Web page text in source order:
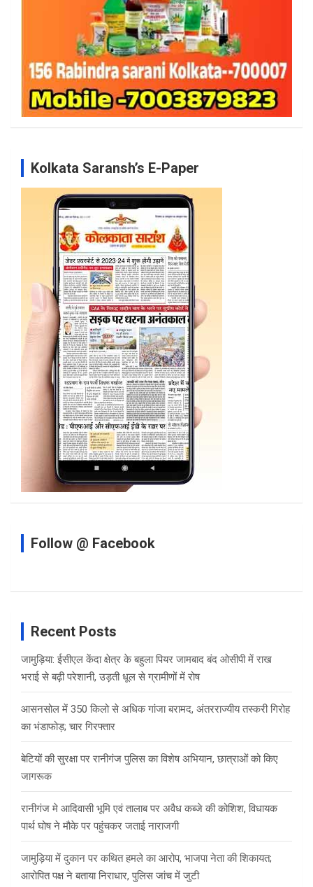
Kolkata Saransh’s E-Paper
Follow @ Facebook
Recent Posts
जामुड़िया: ईसीएल केंदा क्षेत्र के बहुला पियर जामबाद बंद ओसीपी में राख
भराई से बढ़ी परेशानी, उड़ती धूल से ग्रामीणों में रोष
आसनसोल में 350 किलो से अधिक गांजा बरामद, अंतरराज्यीय तस्करी गिरोह
का भंडाफोड़; चार गिरफ्तार
बेटियों की सुरक्षा पर रानीगंज पुलिस का विशेष अभियान, छात्राओं को किए
जागरूक
रानीगंज मे आदिवासी भूमि एवं तालाब पर अवैध कब्जे की कोशिश, विधायक
पार्थ घोष ने मौके पर पहुंचकर जताई नाराजगी
जामुड़िया में दुकान पर कथित हमले का आरोप, भाजपा नेता की शिकायत;
आरोपित पक्ष ने बताया निराधार, पुलिस जांच में जुटी